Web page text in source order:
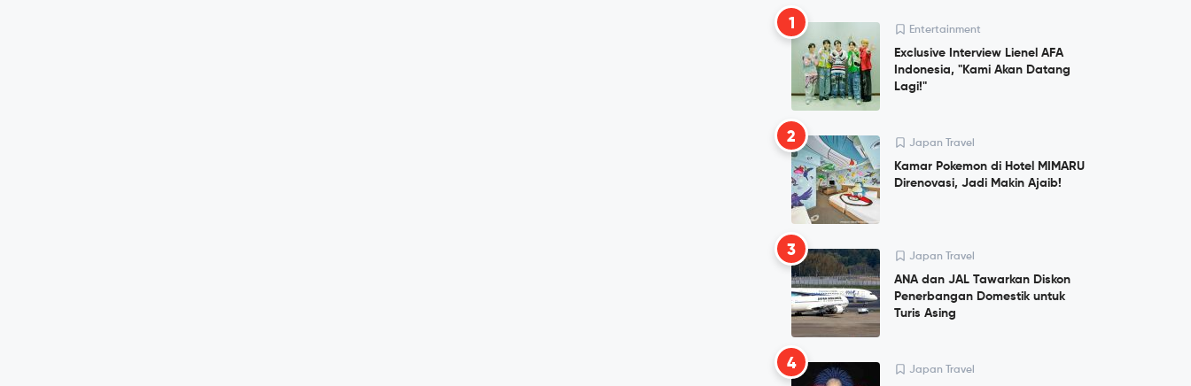
1 Entertainment
Exclusive Interview Lienel AFA
Indonesia, "Kami Akan Datang
Lagi!"
2 Japan Travel
Kamar Pokemon di Hotel MIMARU
Direnovasi, Jadi Makin Ajaib!
3 Japan Travel
ANA dan JAL Tawarkan Diskon
Penerbangan Domestik untuk
Turis Asing
4 Japan Travel